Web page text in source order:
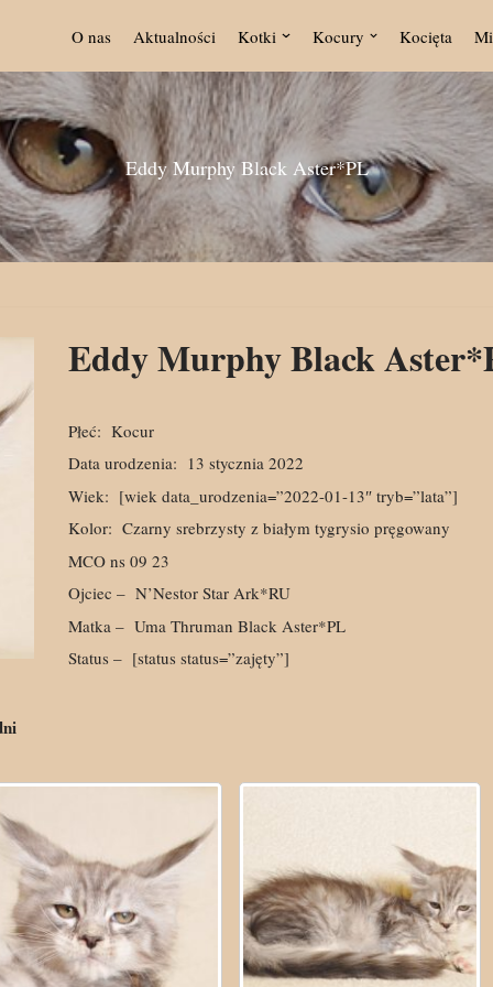
O nas Aktualności Kotki Kocury Kocięta
Eddy Murphy Black Aster*PL
Eddy Murphy Black
Płeć: Kocur
Data urodzenia: 13 stycznia 2022
Wiek: [wiek data_urodzenia=”2022-01-13″ tryb=”lata”]
Kolor: Czarny srebrzysty z białym tygrysio pręgowany
MCO ns 09 23
Ojciec – N’Nestor Star Ark*RU
Matka – Uma Thruman Black Aster*PL
Status – [status status=”zajęty”]